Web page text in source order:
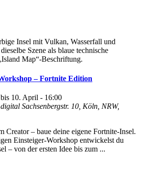
– Fortnite Edition
bis 10. April - 16:00
Sachsenbergstr. 10, Köln, NRW,
Creator – baue deine eigene Fortnite-Insel.
Einsteiger-Workshop entwickelst du
– von der ersten Idee bis zum ...